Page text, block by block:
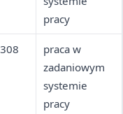
pracy
praca w
zadaniowym
systemie
pracy